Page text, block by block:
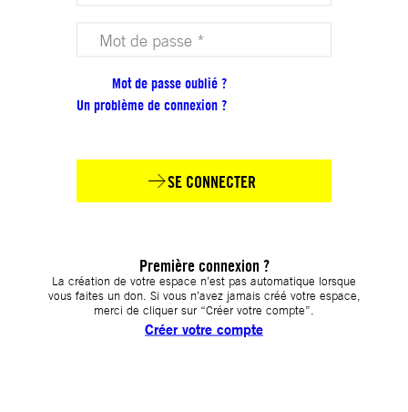
Votre mot de passe (obligatoire)
Mot de passe oublié ?
Un problème de connexion ?
SE CONNECTER
Première connexion ?
La création de votre espace n’est pas automatique lorsque
vous faites un don. Si vous n’avez jamais créé votre espace,
merci de cliquer sur “Créer votre compte”.
Créer votre compte